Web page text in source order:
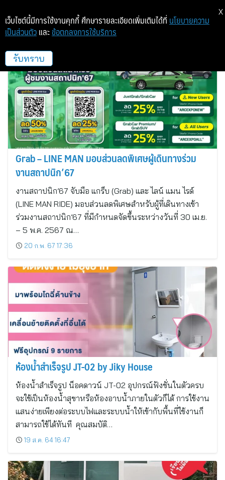
โมเดิร์นชาร์
Grab – LINE MAN มอบส่วนลดพิเศษผู้เดินทางร่วม
งานสถาปนิก’67
งานสถาปนิก’67 จับมือ แกร็บ (Grab) และ ไลน์ แมน ไรด์
(LINE MAN RIDE) มอบส่วนลดพิเศษสำหรับผู้ที่เดินทางเข้า
ร่วมงานสถาปนิก’67 ที่มีกำหนดจัดขึ้นระหว่างวันที่ 30 เม.ย.
– 5 พ.ค. 2567 ณ…
20 ก.พ. 67 17:36
ห้องน้ําสําเร็จรูป JT-02 by Jiky House
ห้องน้ำสําเร็จรูป น็อคดาวน์ JT-02 อุปกรณ์ฟังชั่นในตัวครบ
จะใช้เป็นห้องน้ำสุขาหรือห้องอาบน้ำภายในตัวก็ได้ การใช้งาน
แสนง่ายเพียงต่อระบบไฟและระบบน้ำให้เข้ากับพื้นที่ใช้งานก็
สามารถใช้ได้ทันที คุณสมบัติ…
19 ส.ค. 64 16:47
เว็บไซต์นี้มีการใช้งานคุกกี้ ศึกษารายละเอียดเพิ่มเติมได้ที่ นโยบายความ
เป็นส่วนตัว และ ข้อตกลงการใช้บริการ
รับทราบ
X